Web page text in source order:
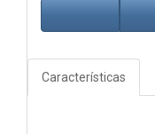
Características